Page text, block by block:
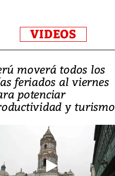
VIDEOS
moverá todos los
feriados al viernes
potenciar
y turismo